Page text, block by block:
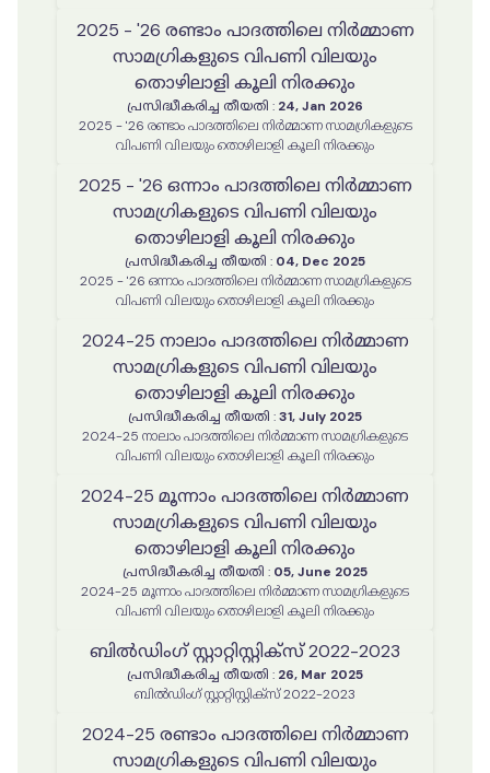
2025 - '26 രണ്ടാം പാദത്തിലെ നിർമ്മാണ
സാമഗ്രികളുടെ വിപണി വിലയും
തൊഴിലാളി കൂലി നിരക്കും
പ്രസിദ്ധീകരിച്ച തീയതി : 24, Jan 2026
2025 - '26 രണ്ടാം പാദത്തിലെ നിർമ്മാണ സാമഗ്രികളുടെ
വിപണി വിലയും തൊഴിലാളി കൂലി നിരക്കും
2025 - '26 ഒന്നാം പാദത്തിലെ നിർമ്മാണ
സാമഗ്രികളുടെ വിപണി വിലയും
തൊഴിലാളി കൂലി നിരക്കും
പ്രസിദ്ധീകരിച്ച തീയതി : 04, Dec 2025
2025 - '26 ഒന്നാം പാദത്തിലെ നിർമ്മാണ സാമഗ്രികളുടെ
വിപണി വിലയും തൊഴിലാളി കൂലി നിരക്കും
2024-25 നാലാം പാദത്തിലെ നിർമ്മാണ
സാമഗ്രികളുടെ വിപണി വിലയും
തൊഴിലാളി കൂലി നിരക്കും
പ്രസിദ്ധീകരിച്ച തീയതി :31, July 2025
2024-25 നാലാം പാദത്തിലെ നിർമ്മാണ സാമഗ്രികളുടെ
വിപണി വിലയും തൊഴിലാളി കൂലി നിരക്കും
2024-25 മൂന്നാം പാദത്തിലെ നിർമ്മാണ
സാമഗ്രികളുടെ വിപണി വിലയും
തൊഴിലാളി കൂലി നിരക്കും
പ്രസിദ്ധീകരിച്ച തീയതി : 05, June 2025
2024-25 മൂന്നാം പാദത്തിലെ നിർമ്മാണ സാമഗ്രികളുടെ
വിപണി വിലയും തൊഴിലാളി കൂലി നിരക്കും
ബില്‍ഡിംഗ് സ്റ്റാറ്റിസ്റ്റിക്സ് 2022-2023
പ്രസിദ്ധീകരിച്ച തീയതി : 26, Mar 2025
ബില്‍ഡിംഗ് സ്റ്റാറ്റിസ്റ്റിക്സ് 2022-2023
2024-25 രണ്ടാം പാദത്തിലെ നിർമ്മാണ
സാമഗ്രികളുടെ വിപണി വിലയും